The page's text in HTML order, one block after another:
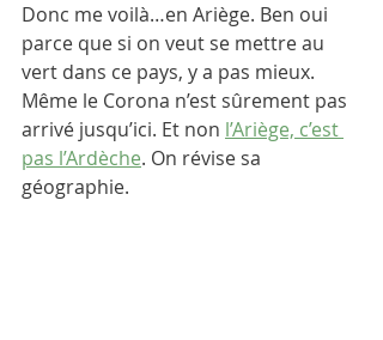
Donc me voilà…en Ariège. Ben oui
parce que si on veut se mettre au
vert dans ce pays, y a pas mieux.
Même le Corona n’est sûrement pas
arrivé jusqu’ici. Et non l’Ariège, c’est
pas l’Ardèche. On révise sa
géographie.